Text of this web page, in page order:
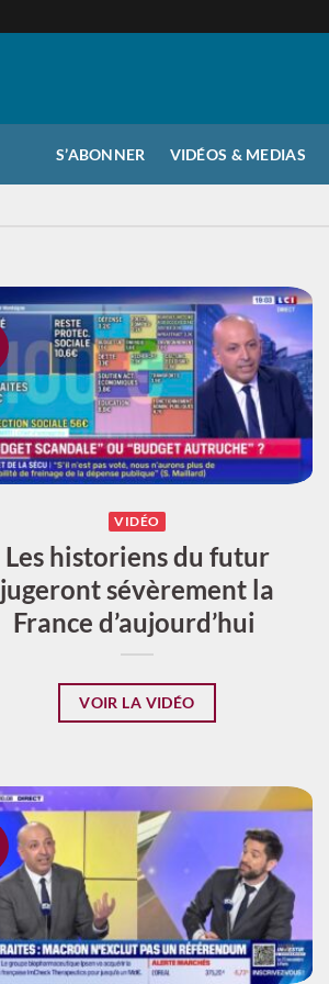
S’ABONNER VIDÉOS & MEDIAS
VIDÉO
Les historiens du futur
jugeront sévèrement la
France d’aujourd’hui
VOIR LA VIDÉO